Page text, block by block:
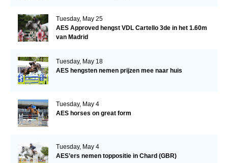
Tuesday, May 25
AES Approved hengst VDL Cartello 3de in het 1.60m
van Madrid
Tuesday, May 18
AES hengsten nemen prijzen mee naar huis
Tuesday, May 4
AES horses on great form
Tuesday, May 4
AES’ers nemen toppositie in Chard (GBR)